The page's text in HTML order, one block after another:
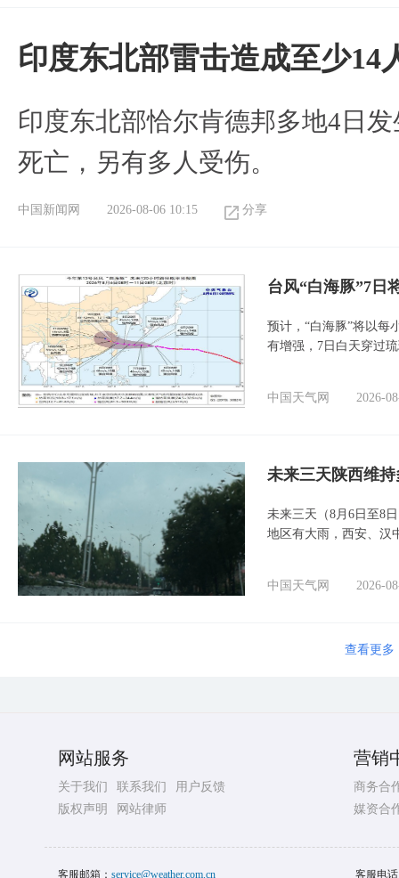
印度东北部雷击造成至少14
印度东北部恰尔肯德邦多地4日
死亡，另有多人受伤。
中国新闻网 2026-08-06 10:15 分享
台风“白海豚”7日
预计，“白海豚”将以每
有增强，7日白天穿过
中国天气网 2026-
未来三天陕西维
未来三天（8月6日至8
地区有大雨，西安、汉
中国天气网 2026-
查看更多
网站服务
关于我们 联系我们
用户反馈
版权声明
网站律师
营销
商务合
媒资合
客服邮箱： service@weather.com.cn 客服电